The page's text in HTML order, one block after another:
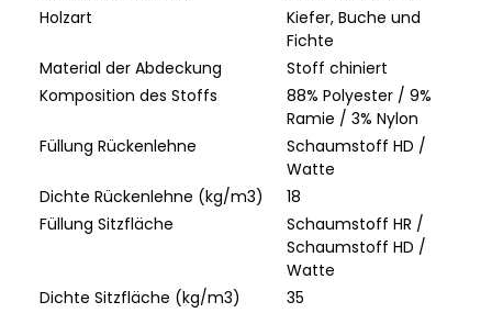
Holzart
Kiefer, Buche und
Fichte
Material der Abdeckung
Stoff chiniert
Komposition des Stoffs
88% Polyester / 9%
Ramie / 3% Nylon
Füllung Rückenlehne
Schaumstoff HD /
Watte
Dichte Rückenlehne (kg/m3)
18
Füllung Sitzfläche
Schaumstoff HR /
Schaumstoff HD /
Watte
Dichte Sitzfläche (kg/m3)
35